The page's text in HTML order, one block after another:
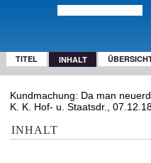
TITEL INHALT
Kundmachung: Da man
K. K. Hof- u. Staatsdr.,
INHALT